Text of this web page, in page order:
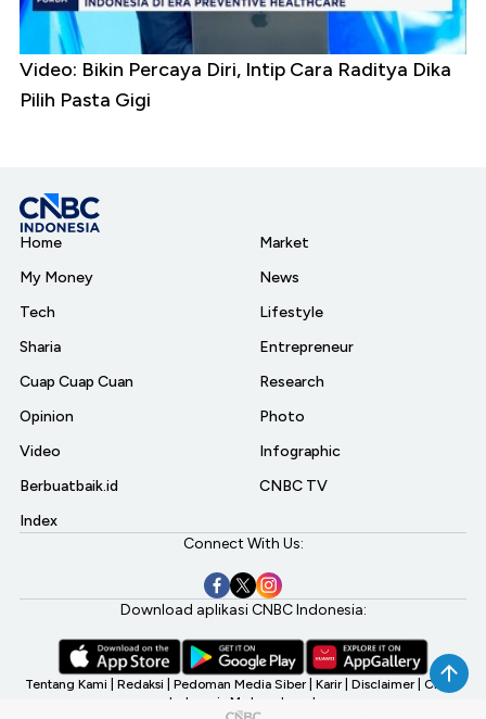
Video: Bikin Percaya Diri, Intip Cara Raditya Dika
Pilih Pasta Gigi
Home
My Money
Tech
Sharia
Cuap Cuap Cuan
Opinion
Video
Berbuatbaik.id
Index
Market
News
Lifestyle
Entrepreneur
Research
Photo
Infographic
CNBC TV
Connect With Us:
Download aplikasi CNBC Indonesia:
Tentang Kami Redaksi Pedoman Media Siber Karir Disclaimer CNBC
Indonesia My Investment